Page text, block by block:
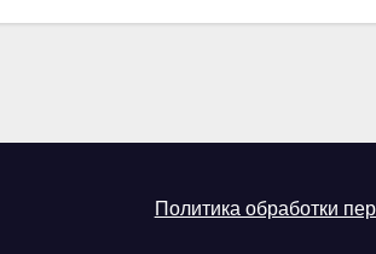
Политика обработки